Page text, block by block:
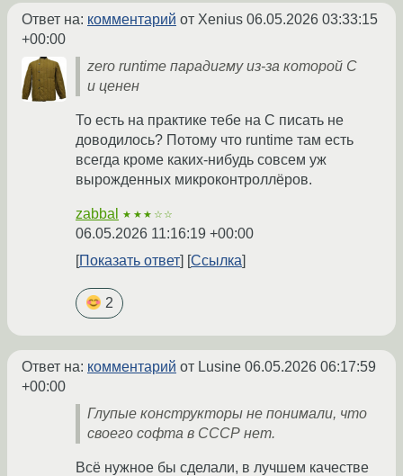
Ответ на: комментарий от Xenius 06.05.2026 03:33:15
+00:00
zero runtime парадигму из-за которой C
и ценен
То есть на практике тебе на С писать не
доводилось? Потому что runtime там есть
всегда кроме каких-нибудь совсем уж
вырожденных микроконтроллёров.
zabbal ★★★☆☆
06.05.2026 11:16:19 +00:00
Показать ответ
Ссылка
2
Ответ на: комментарий от Lusine 06.05.2026 06:17:59
+00:00
Глупые конструкторы не понимали, что
своего софта в СССР нет.
Всё нужное бы сделали, в лучшем качестве